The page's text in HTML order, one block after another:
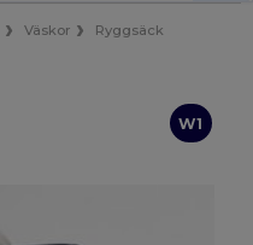
Väskor
Ryggsäck
W1